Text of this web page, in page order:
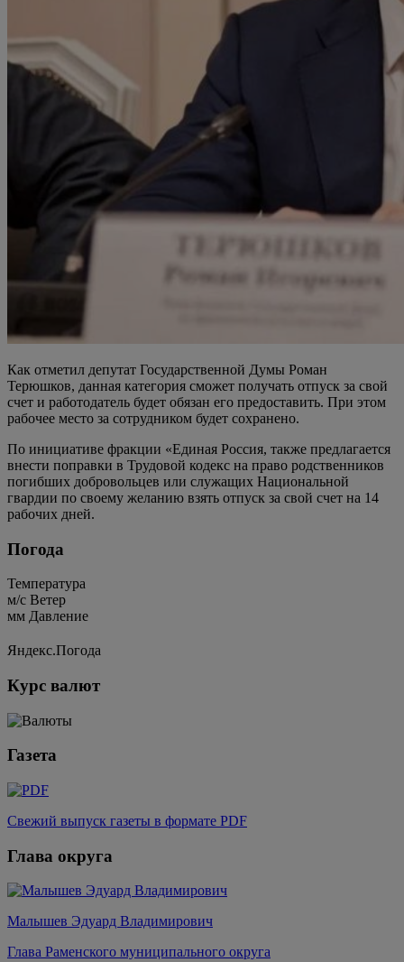
Как отметил депутат Государственной Думы Роман
Терюшков, данная категория сможет получать отпуск за свой
счет и работодатель будет обязан его предоставить. При этом
рабочее место за сотрудником будет сохранено.
По инициативе фракции «Единая Россия, также предлагается
внести поправки в Трудовой кодекс на право родственников
погибших добровольцев или служащих Национальной
гвардии по своему желанию взять отпуск за свой счет на 14
рабочих дней.
Погода
Температура
м/c Ветер
мм Давление
Яндекс.Погода
Курс валют
Газета
Свежий выпуск газеты в формате PDF
Глава округа
Малышев Эдуард Владимирович
Глава Раменского муниципального округа